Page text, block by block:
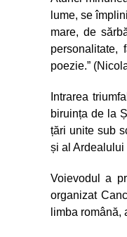
lume, se
mare, de
personalitate,
poezie.”
Intrarea
biruința de la
țări unite sub
și al Ardealului
Voievodul a
organizat
limba